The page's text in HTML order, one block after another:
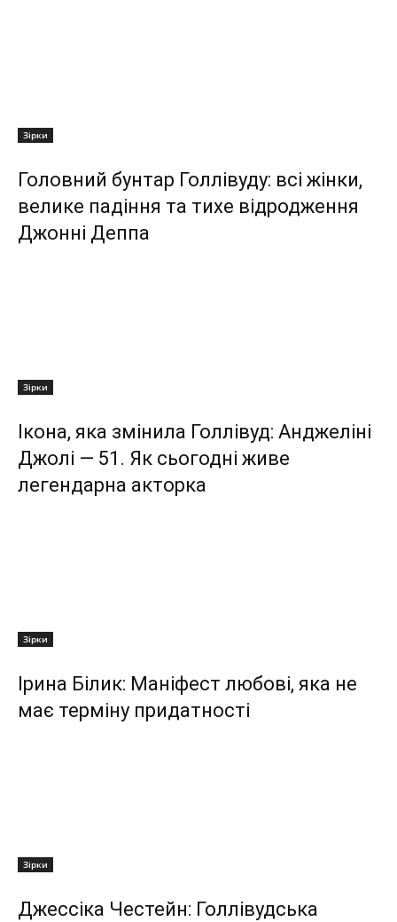
Зірки
Головний бунтар Голлівуду: всі жінки,
велике падіння та тихе відродження
Джонні Деппа
Зірки
Ікона, яка змінила Голлівуд: Анджеліні
Джолі — 51. Як сьогодні живе
легендарна акторка
Зірки
Ірина Білик: Маніфест любові, яка не
має терміну придатності
Зірки
Джессіка Честейн: Голлівудська